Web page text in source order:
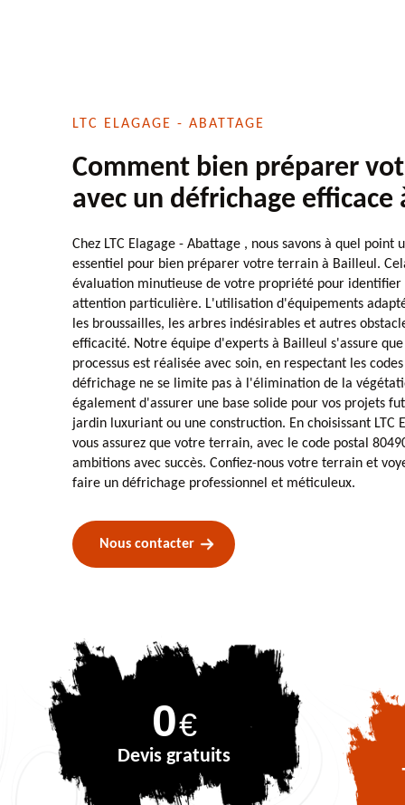
LTC ELAGAGE - ABATTAGE
Comment bien préparer
avec un défrichage efficace
Chez LTC Elagage - Abattage , nous savons à quel point
essentiel pour bien préparer votre terrain à Bailleul.
évaluation minutieuse de votre propriété pour identifier
attention particulière. L'utilisation d'équipements
les broussailles, les arbres indésirables et autres
efficacité. Notre équipe d'experts à Bailleul s'assure
processus est réalisée avec soin, en respectant les
défrichage ne se limite pas à l'élimination de la
également d'assurer une base solide pour vos projets
jardin luxuriant ou une construction. En choisissant LTC
vous assurez que votre terrain, avec le code postal
ambitions avec succès. Confiez-nous votre terrain et
faire un défrichage professionnel et méticuleux.
Nous contacter
0€
Devis gratuits